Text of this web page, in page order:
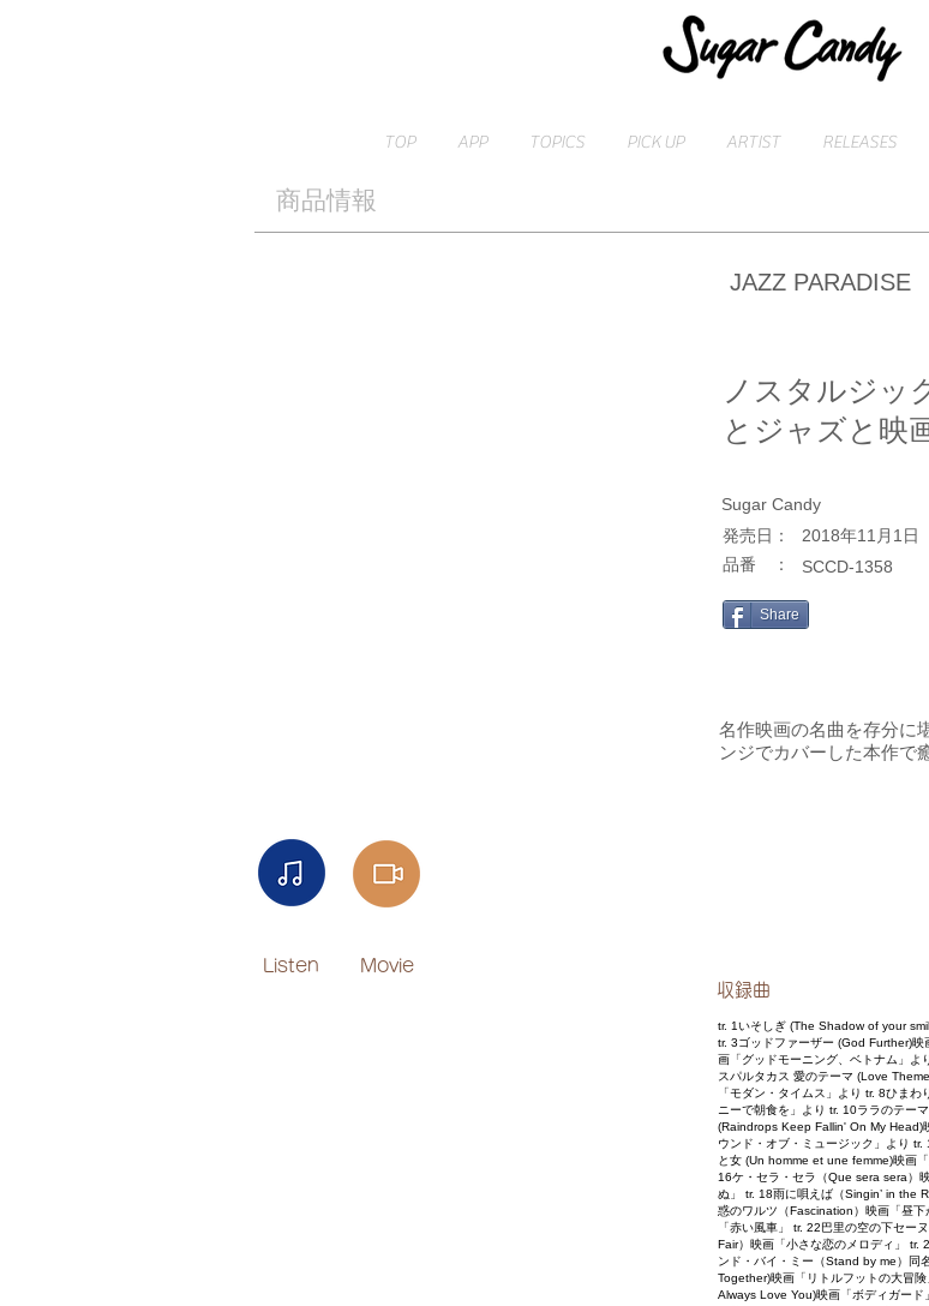
TOP APP TOPICS PICK UP ARTIST RELEASES
​商品情報
JAZZ PARADISE
ノスタルジッ
とジャズと映
Sugar Candy
​発売日：
​品番 ：
2018年11月1日
SCCD-1358
Share
名作映画の名曲を存分に
ンジでカバーした本作で
Listen​
Movie
​収録曲
tr. 1いそしぎ (The Shadow of your
tr. 3ゴッドファーザー (God Further)
画「グッドモーニング、ベトナム」
スパルタカス 愛のテーマ (Love
「モダン・タイムス」より tr. 8ひま
ニーで朝食を」より tr. 10ララのテー
(Raindrops Keep Fallin' On My Head)
ウンド・オブ・ミュージック」より
と女 (Un homme et une femme)映画
16ケ・セラ・セラ（Que sera sera）
ぬ」 tr. 18雨に唄えば（Singin’ in the
惑のワルツ（Fascination）映画「昼
「赤い風車」 tr. 22巴里の空の下セ
Fair）映画「小さな恋のメロディ」 tr.
ンド・バイ・ミー（Stand by me）同
Together)映画「リトルフットの大冒
Always Love You)映画「ボディガード